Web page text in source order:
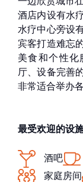
酒店内设有水
水疗中心旁设
宾客打造难忘
美食和个性
厅、设备完善
非常适合举办
最受欢迎的设
酒吧
家庭房间